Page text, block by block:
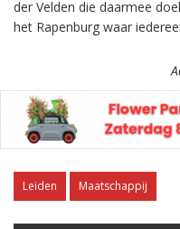
der Velden die daarmee
het Rapenburg waar
Leiden Maatschappij